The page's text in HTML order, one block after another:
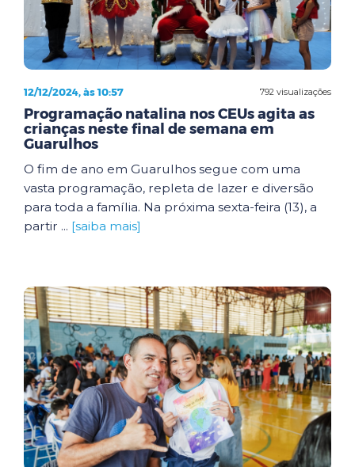
792 visualizações
12/12/2024, às 10:57
Programação natalina nos CEUs agita as
crianças neste final de semana em
Guarulhos
O fim de ano em Guarulhos segue com uma
vasta programação, repleta de lazer e diversão
para toda a família. Na próxima sexta-feira (13), a
partir ... [saiba mais]